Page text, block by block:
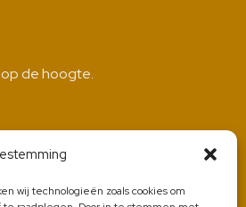
wij technologieën zoals cookies om
op de hoogte.